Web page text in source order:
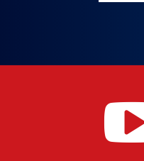
mailovú adresu, na ktorú vám